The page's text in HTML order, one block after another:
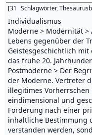
[31 Schlagwörter,
Individualismus
Moderne > Modernität
Lebens gegenüber der
Geistesgeschichtlich
das frühe 20.
Postmoderne > Der
der Moderne. Vertreter
illegitimes
eindimensional und
Forderung nach einer
inhaltliche Bestimmung
verstanden werden,